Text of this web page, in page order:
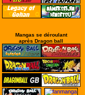
Mangas se déroulant
après Dragon ball